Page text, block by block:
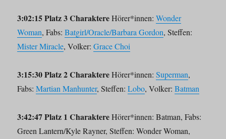
3:02:15 Platz 3 CharaktereHörer*innen:Wonder
Woman, Fabs:Batgirl/Oracle/Barbara Gordon, Steffen:
Mister Miracle, Volker:Grace Choi
3:15:30 Platz 2 CharaktereHörer*innen:Superman,
Fabs:Martian Manhunter, Steffen:Lobo, Volker:Batman
3:42:47 Platz 1 CharaktereHörer*innen: Batman, Fabs:
Green Lantern/Kyle Rayner, Steffen: Wonder Woman,